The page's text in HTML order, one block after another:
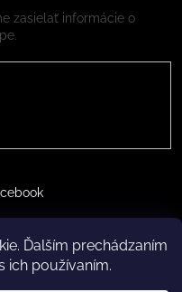
Ďalším prechádzaním
ich používaním.
zasielať informácie o